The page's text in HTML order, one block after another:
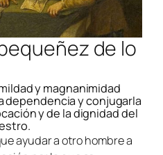
de lo
y magnanimidad
y conjugarla
y de la dignidad del
ayudar a otro hombre a